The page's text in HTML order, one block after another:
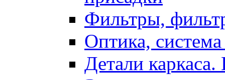
Фильтры,
Оптика,
Детали каркаса.